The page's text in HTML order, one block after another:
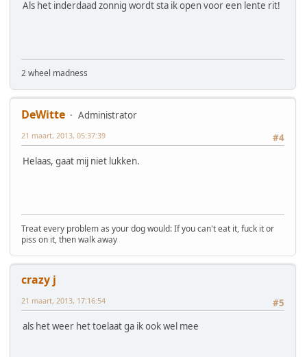
Als het inderdaad zonnig wordt sta ik open voor een lente rit!
2 wheel madness
DeWitte
Administrator
#4
21 maart, 2013, 05:37:39
Helaas, gaat mij niet lukken.
Treat every problem as your dog would: If you can't eat it, fuck it or
piss on it, then walk away
crazy j
#5
21 maart, 2013, 17:16:54
als het weer het toelaat ga ik ook wel mee